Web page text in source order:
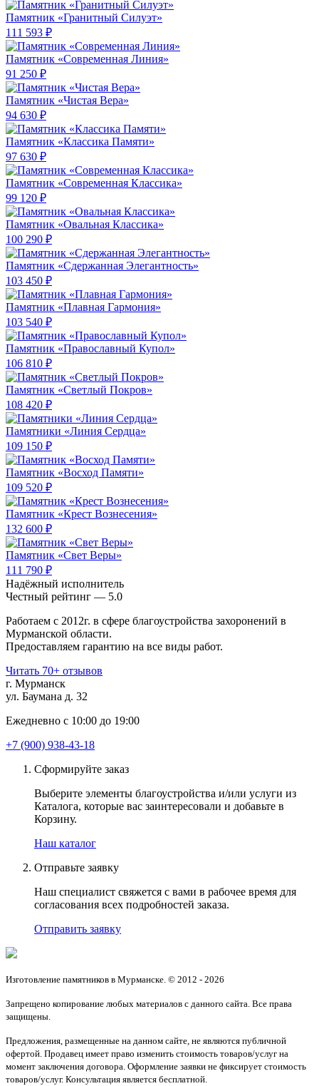
Памятник «Гранитный Силуэт»
111 593 ₽
Памятник «Современная Линия»
91 250 ₽
Памятник «Чистая Вера»
94 630 ₽
Памятник «Классика Памяти»
97 630 ₽
Памятник «Современная Классика»
99 120 ₽
Памятник «Овальная Классика»
100 290 ₽
Памятник «Сдержанная Элегантность»
103 450 ₽
Памятник «Плавная Гармония»
103 540 ₽
Памятник «Православный Купол»
106 810 ₽
Памятник «Светлый Покров»
108 420 ₽
Памятники «Линия Сердца»
109 150 ₽
Памятник «Восход Памяти»
109 520 ₽
Памятник «Крест Вознесения»
132 600 ₽
Памятник «Свет Веры»
111 790 ₽
Надёжный исполнитель
Чеcтный рейтинг — 5.0
Работаем с 2012г. в сфере благоустройства захоронений в
Мурманской области.
Предоставляем гарантию на все виды работ.
Читать 70+ отзывов
г. Мурманск
ул. Баумана д. 32
Ежедневно с 10:00 до 19:00
+7 (900) 938-43-18
Сформируйте заказ
Выберите элементы благоустройства и/или услуги из
Каталога, которые вас заинтересовали и добавьте в
Корзину.
Наш каталог
Отправьте заявку
Наш специалист свяжется с вами в рабочее время для
согласования всех подробностей заказа.
Отправить заявку
Изготовление памятников в Мурманске. © 2012 - 2026
Запрещено копирование любых материалов с данного сайта. Все права
защищены.
Предложения, размещенные на данном сайте, не являются публичной
офертой. Продавец имеет право изменить стоимость товаров/услуг на
момент заключения договора. Оформление заявки не фиксирует стоимость
товаров/услуг. Консультация является бесплатной.